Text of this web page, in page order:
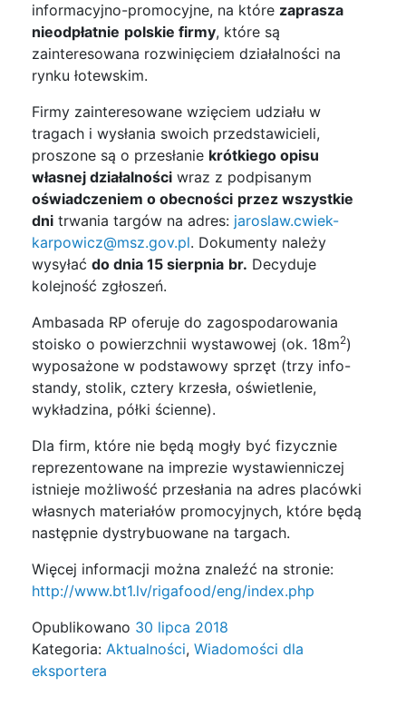
informacyjno-promocyjne, na które zaprasza
nieodpłatnie polskie firmy, które są
zainteresowana rozwinięciem działalności na
rynku łotewskim.
Firmy zainteresowane wzięciem udziału w
tragach i wysłania swoich przedstawicieli,
proszone są o przesłanie krótkiego opisu
własnej działalności wraz z podpisanym
oświadczeniem o obecności przez wszystkie
dni trwania targów na adres: jaroslaw.cwiek-
karpowicz@msz.gov.pl. Dokumenty należy
wysyłać do dnia 15 sierpnia br. Decyduje
kolejność zgłoszeń.
Ambasada RP oferuje do zagospodarowania
stoisko o powierzchnii wystawowej (ok. 18m2)
wyposażone w podstawowy sprzęt (trzy info-
standy, stolik, cztery krzesła, oświetlenie,
wykładzina, półki ścienne).
Dla firm, które nie będą mogły być fizycznie
reprezentowane na imprezie wystawienniczej
istnieje możliwość przesłania na adres placówki
własnych materiałów promocyjnych, które będą
następnie dystrybuowane na targach.
Więcej informacji można znaleźć na stronie:
http://www.bt1.lv/rigafood/eng/index.php
Opublikowano 30 lipca 2018
Kategoria: Aktualności, Wiadomości dla
eksportera